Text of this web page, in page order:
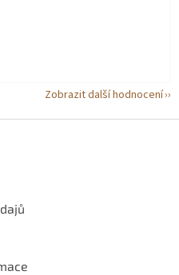
je 5 z 5 hvězdiček.
Zobrazit další hodnocení